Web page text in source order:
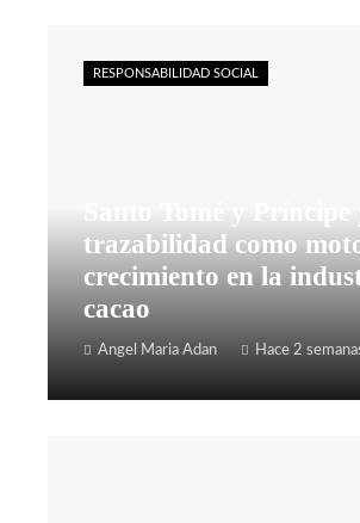
trazabilidad como
crecimiento en la
cacao
Angel Maria Adan Hace 2
RESPONSABILIDAD SOCIAL